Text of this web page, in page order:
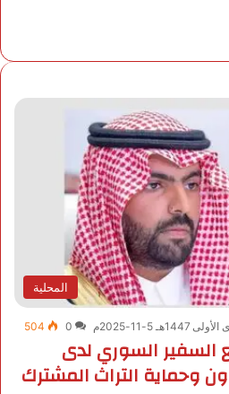
المحلية
0
504
السفير السوري لدى
وحماية التراث المشترك